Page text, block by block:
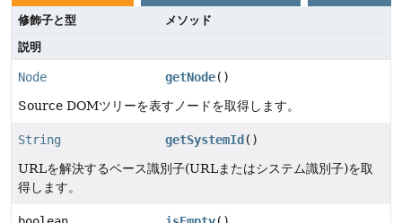
修飾子と型
メソッド
説明
Node getNode()
Source DOMツリーを表すノードを取得します。
String getSystemId ()
URLを解決するベース識別子(URLまたはシステム識別子)を取
得します。